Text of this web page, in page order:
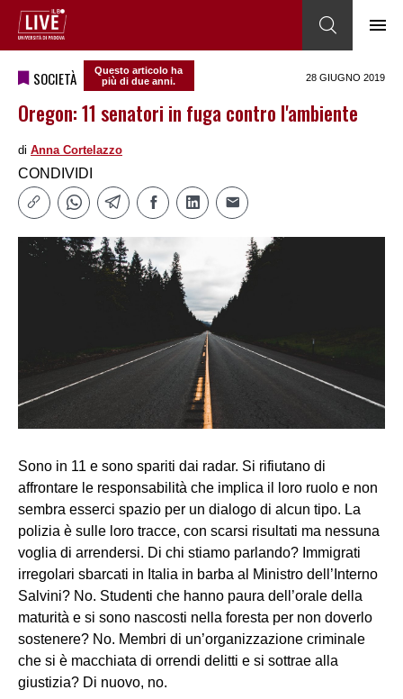
SOCIETÀ
Questo articolo ha
più di due anni.
28 GIUGNO 2019
Oregon: 11 senatori in fuga contro l'ambiente
di Anna Cortelazzo
CONDIVIDI
Sono in 11 e sono spariti dai radar. Si rifiutano di
affrontare le responsabilità che implica il loro ruolo e non
sembra esserci spazio per un dialogo di alcun tipo. La
polizia è sulle loro tracce, con scarsi risultati ma nessuna
voglia di arrendersi. Di chi stiamo parlando? Immigrati
irregolari sbarcati in Italia in barba al Ministro dell’Interno
Salvini? No. Studenti che hanno paura dell’orale della
maturità e si sono nascosti nella foresta per non doverlo
sostenere? No. Membri di un’organizzazione criminale
che si è macchiata di orrendi delitti e si sottrae alla
giustizia? Di nuovo, no.